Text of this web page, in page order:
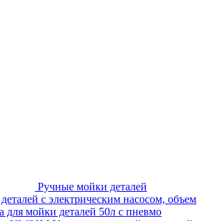
Ручные мойки деталей
с электрическим насосом, объем
для мойки деталей 50л с пневмо